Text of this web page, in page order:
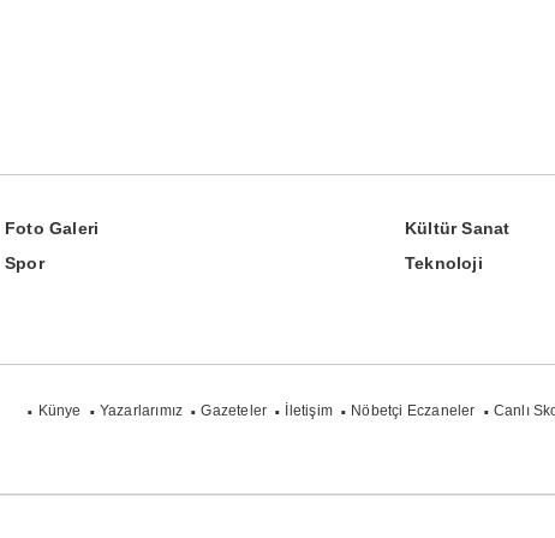
Foto Galeri
Kültür Sanat
Spor
Teknoloji
Künye Yazarlarımız Gazeteler İletişim Nöbetçi Eczaneler Canlı